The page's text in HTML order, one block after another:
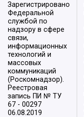
Зарегистрировано
Федеральной
службой по
надзору в сфере
связи,
информационных
технологий и
массовых
коммуникаций
(Роскомнадзор).
Реестровая
запись ПИ № ТУ
67 - 00297
06.08.2019